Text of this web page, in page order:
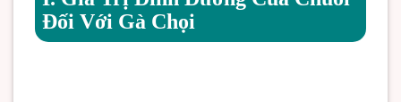
Đối Với Gà Chọi